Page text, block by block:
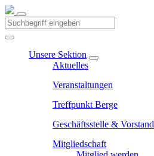
Unsere Sektion
Aktuelles
Veranstaltungen
Treffpunkt Berge
Geschäftsstelle & Vorstand
Mitgliedschaft